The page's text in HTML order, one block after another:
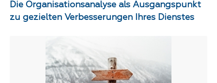
Die Organisationsanalyse als Ausgangspunkt
zu gezielten Verbesserungen Ihres Dienstes